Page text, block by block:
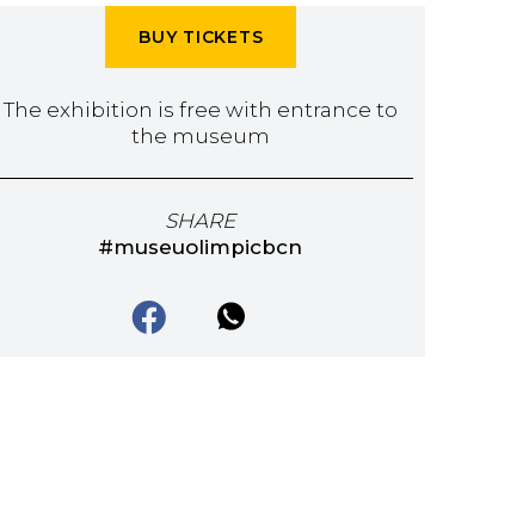
BUY TICKETS
The exhibition is free with entrance to
the museum
SHARE
#museuolimpicbcn